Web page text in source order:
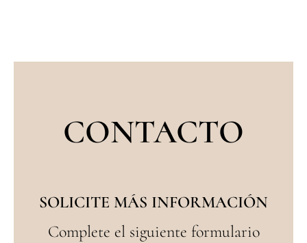
CONTACTO
SOLICITE MÁS INFORMACIÓN
Complete el siguiente formulario